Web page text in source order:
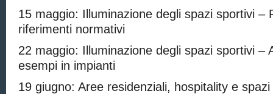
15 maggio: Illuminazione degli spazi sportivi –
riferimenti normativi
22 maggio: Illuminazione degli spazi sportivi –
esempi in impianti
19 giugno: Aree residenziali, hospitality e